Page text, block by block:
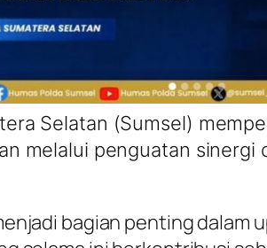
Selatan (Sumsel)
melalui penguatan sinergi
bagian penting dalam